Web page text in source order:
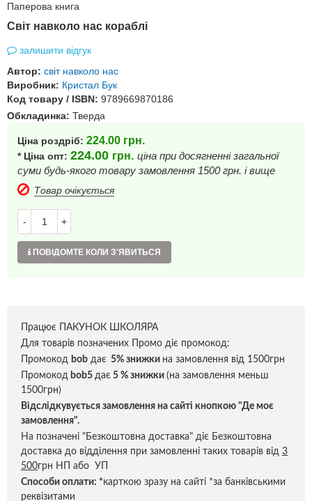
Паперова книга
Cвіт навколо нас кораблі
залишити відгук
Автор: світ навколо нас
Виробник: Кристал Бук
Код товару / ISBN: 9789669870186
Обкладинка: Тверда
Ціна роздріб: 224.00 грн.
* Ціна опт: 224.00 грн. ціна при досягненні загальної
суми будь-якого товару замовлення 1500 грн. і вище
Товар очікується
- +
ПОВІДОМТЕ КОЛИ З'ЯВИТЬСЯ
Працює ПАКУНОК ШКОЛЯРА
Для товарів позначених Промо діє промокод:
Промокод bob дає 5% знижки на замовлення від 1500грн
Промокод bob5 дає 5 % знижки (на замовлення меньш
1500грн)
Відслідкувується замовлення на сайті кнопкою "Де моє
замовлення".
На позначені "Безкоштовна доставка" діє Безкоштовна
доставка до відділення при замовленні таких товарів від 3
500грн НП або УП
Способи оплати: *карткою зразу на сайті *за банківськими
реквізитами